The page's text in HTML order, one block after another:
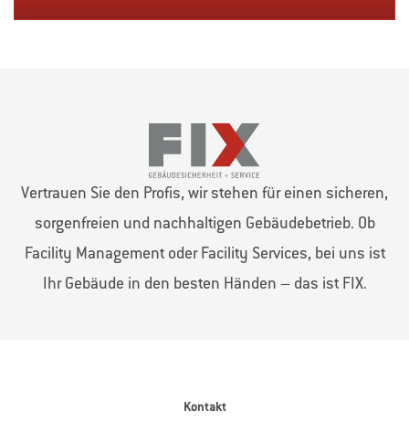
Vertrauen Sie den Profis, wir stehen für einen sicheren,
sorgenfreien und nachhaltigen Gebäudebetrieb. Ob
Facility Management oder Facility Services, bei uns ist
Ihr Gebäude in den besten Händen – das ist FIX.
Kontakt